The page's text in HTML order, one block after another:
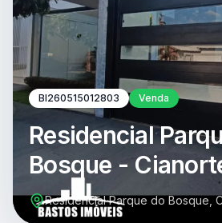
BI260515012803 Venda
Residencial
Bosque -
Residencial Parque do Bosque,